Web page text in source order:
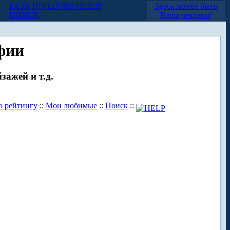
БАЗА ПОЛЬЗОВАТЕЛЕЙ
ПОИСК
Здесь может быть
Ваша реклама!
и т.д.
рейтингу:: Мои любимые:: Поиск::